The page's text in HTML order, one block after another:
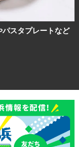
スタプレートなど